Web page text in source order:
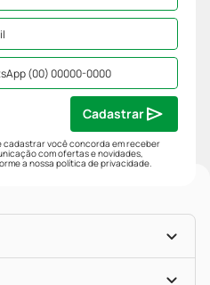
cadastrar você concorda em receber
com ofertas e novidades,
a nossapolítica de privacidade.
Cadastrar